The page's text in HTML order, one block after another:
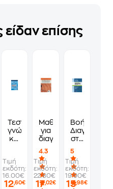
είδαν επίσης
Τεστ
γνώσεων
και
Τιμή
εκδότη:
16.00€
12,60€
Μαθηματικά
για
διαγωνισμούς
4.3
Τιμή
εκδότη:
22.80€
17,02€
Βοήθημα
Διαγωνισμοί
στα
Β &
Γ
Λυκείου
5
Τιμή
εκδότη:
19.90€
15,98€